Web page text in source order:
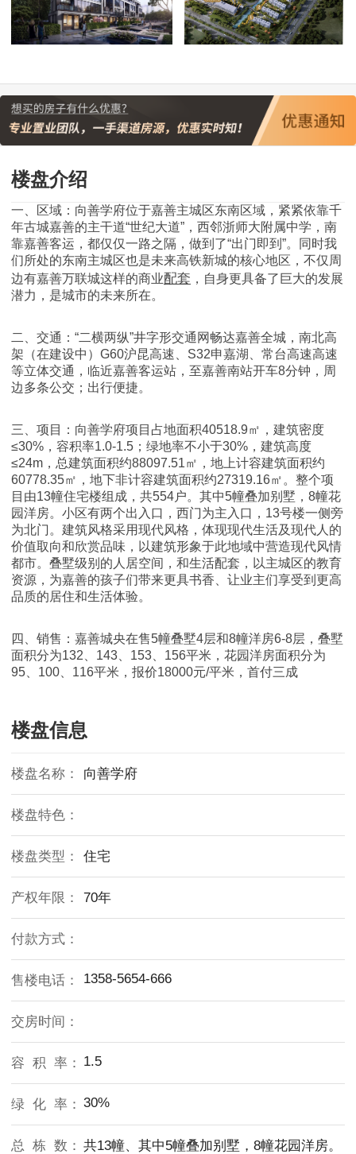
楼盘介绍
一、区域：向善学府位于嘉善主城区东南区域，紧紧依靠千
年古城嘉善的主干道“世纪大道”，西邻浙师大附属中学，南
靠嘉善客运，都仅仅一路之隔，做到了“出门即到”。同时我
们所处的东南主城区也是未来高铁新城的核心地区，不仅周
边有嘉善万联城这样的商业配套 ，自身更具备了巨大的发展
潜力，是城市的未来所在。
二、交通：“二横两纵”井字形交通网畅达嘉善全城，南北高
架（在建设中）G60沪昆高速、S32申嘉湖、常台高速高速
等立体交通，临近嘉善客运站，至嘉善南站开车8分钟，周
边多条公交；出行便捷。
三、项目：向善学府项目占地面积40518.9㎡，建筑密度
≤30%，容积率1.0-1.5；绿地率不小于30%，建筑高度
≤24m，总建筑面积约88097.51㎡，地上计容建筑面积约
60778.35㎡，地下非计容建筑面积约27319.16㎡。整个项
目由13幢住宅楼组成，共554户。其中5幢叠加别墅，8幢花
园洋房。小区有两个出入口，西门为主入口，13号楼一侧旁
为北门。建筑风格采用现代风格，体现现代生活及现代人的
价值取向和欣赏品味，以建筑形象于此地域中营造现代风情
都市。叠墅级别的人居空间，和生活配套，以主城区的教育
资源，为嘉善的孩子们带来更具书香、让业主们享受到更高
品质的居住和生活体验。
四、销售：嘉善城央在售5幢叠墅4层和8幢洋房6-8层，叠墅
面积分为132、143、153、156平米，花园洋房面积分为
95、100、116平米，报价18000元/平米，首付三成
楼盘信息
楼盘名称： 向善学府
楼盘特色：
楼盘类型： 住宅
产权年限： 70年
付款方式：
售楼电话： 1358-5654-666
交房时间：
容 积 率： 1.5
绿 化 率： 30%
总 栋 数： 共13幢、其中5幢叠加别墅，8幢花园洋房。